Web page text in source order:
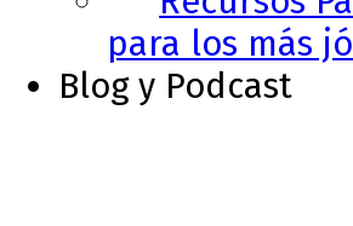
para los más
Blog y Podcast